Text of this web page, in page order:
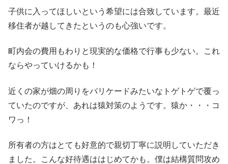
子供に入ってほしいという希望には合致しています。最近
移住者が越してきたというのも心強いです。
町内会の費用もわりと現実的な価格で行事も少ない。これ
ならやっていけるかも！
近くの家が畑の周りをバリケードみたいなトゲトゲで覆っ
ていたのですが、あれは猿対策のようです。猿か・・・コ
ワっ！
所有者の方はとても好意的で親切丁寧に説明していただき
ました。こんな好待遇ははじめてかも。僕は結構質問攻め